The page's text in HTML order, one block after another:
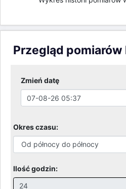
Przegląd
Zmień datę
Okres czasu:
Ilość godzin: